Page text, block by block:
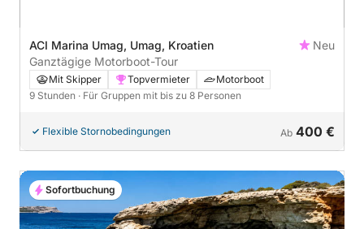
ACI Marina Umag, Umag, Kroatien
Neu
Ganztägige Motorboot-Tour
Mit Skipper Topvermieter
Motorboot
9 Stunden · Für Gruppen mit bis zu 8 Personen
Flexible Stornobedingungen Ab 400 €
Sofortbuchung